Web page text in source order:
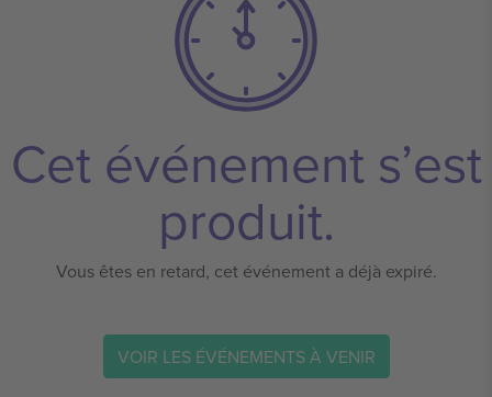
Cet événement s’est
produit.
Vous êtes en retard, cet événement a déjà expiré.
VOIR LES ÉVÉNEMENTS À VENIR